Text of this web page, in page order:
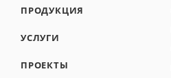
ПРОДУКЦИЯ
УСЛУГИ
ПРОЕКТЫ